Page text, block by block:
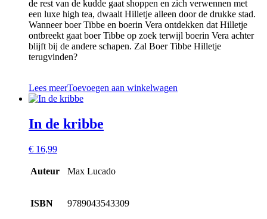
de rest van de kudde gaat shoppen en zich verwennen met
een luxe high tea, dwaalt Hilletje alleen door de drukke stad.
Wanneer boer Tibbe en boerin Vera ontdekken dat Hilletje
ontbreekt gaat boer Tibbe op zoek terwijl boerin Vera achter
blijft bij de andere schapen. Zal Boer Tibbe Hilletje
terugvinden?
Lees meerToevoegen aan winkelwagen
In de kribbe
€ 16,99
Auteur Max Lucado
ISBN 9789043543309